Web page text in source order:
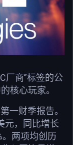
厂商”标签的公
核心玩家。
一财季报告。
元，同比增长
。两项均创历